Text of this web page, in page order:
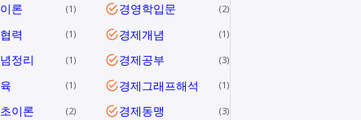
론 1 경영학입문 2
력 1 경제개념 1
정리 1 경제공부 3
1 경제그래프해석 1
이론 2 경제동맹 3